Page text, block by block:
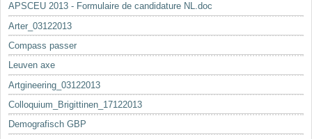
APSCEU 2013 - Formulaire de candidature NL.doc
Arter_03122013
Compass passer
Leuven axe
Artgineering_03122013
Colloquium_Brigittinen_17122013
Demografisch GBP